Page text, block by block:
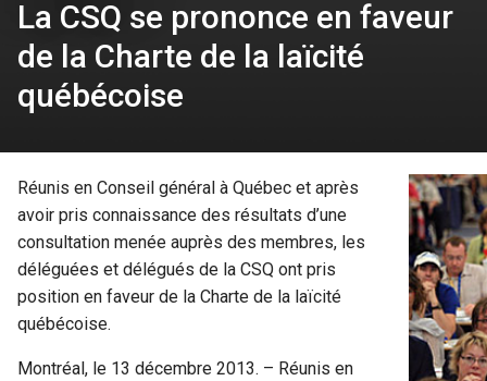
La CSQ se prononce en faveur
de la Charte de la laïcité
québécoise
Réunis en Conseil général à Québec et après
avoir pris connaissance des résultats d’une
consultation menée auprès des membres, les
déléguées et délégués de la CSQ ont pris
position en faveur de la Charte de la laïcité
québécoise.
Montréal, le 13 décembre 2013. – Réunis en